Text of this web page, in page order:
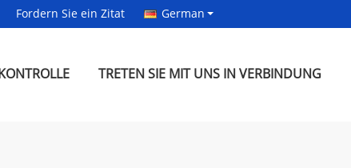
Fordern Sie ein Zitat German
TRETEN SIE MIT UNS IN VERBINDUNG